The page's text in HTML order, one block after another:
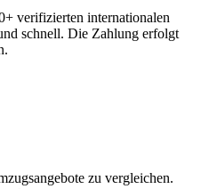
verifizierten internationalen
schnell. Die Zahlung erfolgt
zu vergleichen.